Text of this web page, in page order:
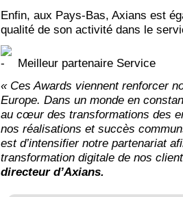
Enfin, aux Pays-Bas, Axians est
qualité de son activité dans le
Meilleur partenaire Service
« Ces Awards viennent renforcer
Europe. Dans un monde en
au cœur des transformations des
nos réalisations et succès
est d’intensifier notre partenariat
transformation digitale de nos
directeur d’Axians.